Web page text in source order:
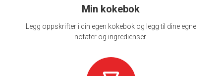
Min kokebok
Legg oppskrifter i din egen kokebok og legg til dine egne
notater og ingredienser.